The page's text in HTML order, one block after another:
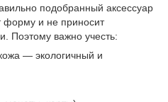
подобранный аксессуар
форму и не приносит
Поэтому важно учесть:
— экологичный и